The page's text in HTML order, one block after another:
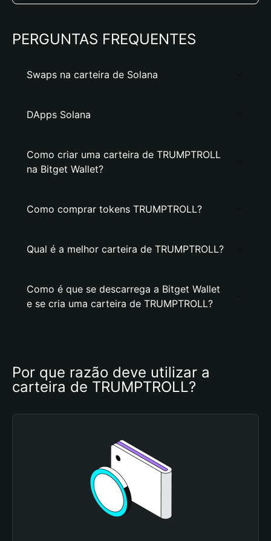
PERGUNTAS FREQUENTES
Swaps na carteira de Solana
DApps Solana
Como criar uma carteira de TRUMPTROLL
na Bitget Wallet?
Como comprar tokens TRUMPTROLL?
Qual é a melhor carteira de TRUMPTROLL?
Como é que se descarrega a Bitget Wallet
e se cria uma carteira de TRUMPTROLL?
Por que razão deve utilizar a
carteira de TRUMPTROLL?